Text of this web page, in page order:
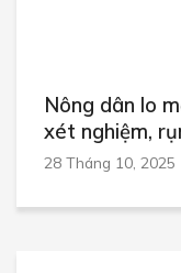
Nông dân lo
xét nghiệm,
28 Tháng 10, 2025